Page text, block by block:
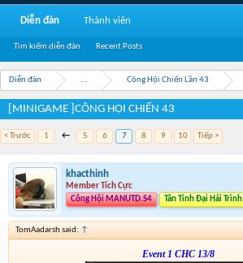
Diễn đàn ... Công Hội Chiến Lần 43
[MINIGAME ]CÔNG HỘI CHIẾN 43
< Trước 1 ← 5 6 7 8 9 10 Tiếp >
khacthinh
Member Tích Cực
Công Hội MANUTD.S4
Tân Tinh Đại Hải Trình
TomAadarsh said: ↑
Event 1 CHC 13/8
Diễn đàn
Tìm kiếm diễn đàn Recent Posts
Thành viên